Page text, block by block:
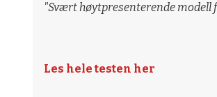
"Svært høytpresenterende
Les hele testen her